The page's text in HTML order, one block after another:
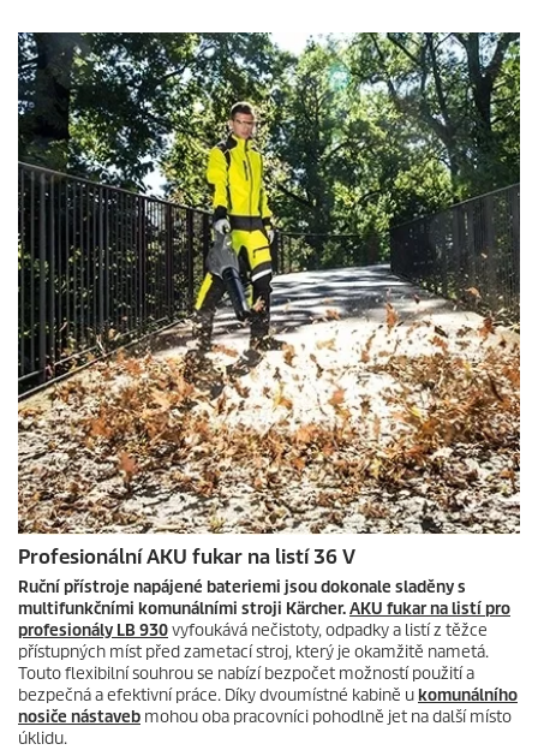
Profesionální AKU fukar na listí 36 V
Ruční přístroje napájené bateriemi jsou dokonale sladěny s
multifunkčními komunálními stroji Kärcher.AKU fukar na listí pro
profesionály LB 930vyfoukává nečistoty, odpadky a listí z těžce
přístupných míst před zametací stroj, který je okamžitě nametá.
Touto flexibilní souhrou se nabízí bezpočet možností použití a
bezpečná a efektivní práce. Díky dvoumístné kabině ukomunálního
nosiče nástaveb mohou oba pracovníci pohodlně jet na další místo
úklidu.